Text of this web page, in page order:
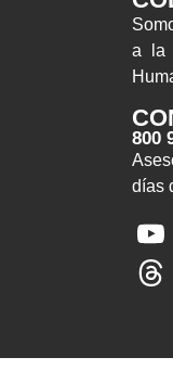
a la
800
días